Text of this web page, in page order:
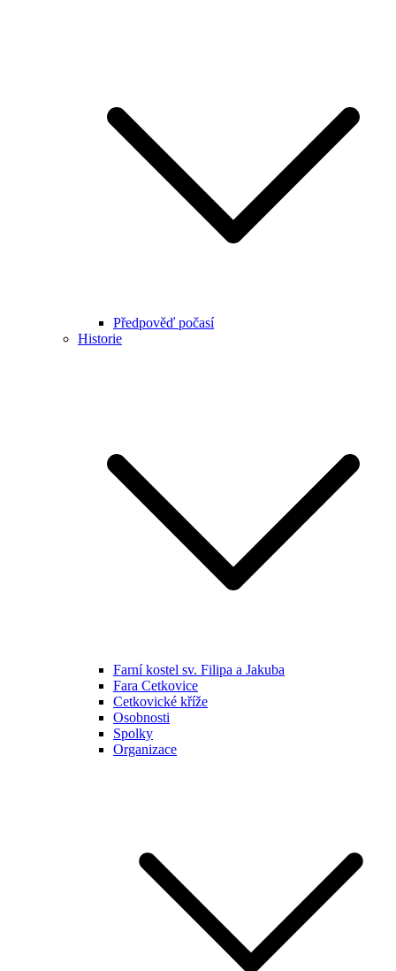
Předpověď počasí
Historie
Farní kostel sv. Filipa a Jakuba
Fara Cetkovice
Cetkovické kříže
Osobnosti
Spolky
Organizace